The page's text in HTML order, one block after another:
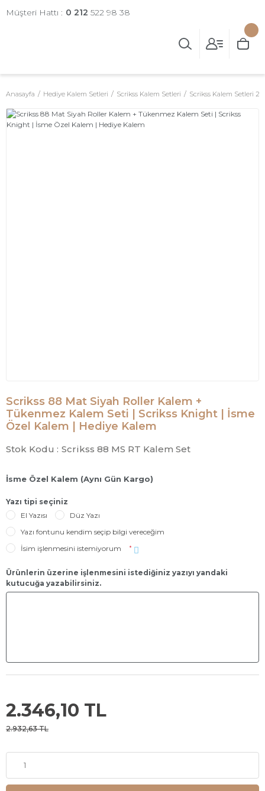
Müşteri Hattı : 0 212 522 98 38
Anasayfa Hediye Kalem Setleri Scrikss Kalem Setleri Scrikss Kalem Setleri 2'li
Scrikss 88 Mat Siyah Roller Kalem +
Tükenmez Kalem Seti | Scrikss Knight | İsme
Özel Kalem | Hediye Kalem
Stok Kodu : Scrikss 88 MS RT Kalem Set
İsme Özel Kalem (Aynı Gün Kargo)
Yazı tipi seçiniz
El Yazısı
Düz Yazı
Yazı fontunu kendim seçip bilgi vereceğim
İsim işlenmesini istemiyorum
*
Ürünlerin üzerine işlenmesini istediğiniz yazıyı yandaki
kutucuğa yazabilirsiniz.
2.346,10 TL
2.932,63 TL